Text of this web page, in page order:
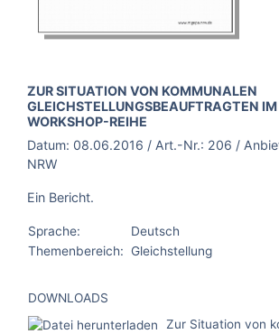
BROSCHÜRE:
ZUR SITUATION VON KOMMUNALEN
GLEICHSTELLUNGSBEAUFTRAGTEN IM
WORKSHOP-REIHE
Datum: 08.06.2016 / Art.-Nr.: 206 /
NRW
Ein Bericht.
Sprache:
Deutsch
Themenbereich:
Gleichstellung
DOWNLOADS
Zur Situation von